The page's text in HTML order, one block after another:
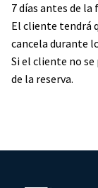
7 días antes de la
El cliente tendrá
cancela durante
Si el cliente no
de la reserva.